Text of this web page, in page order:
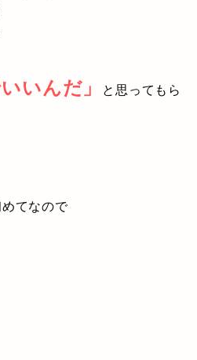
いんだ」
と思ってもら
てなので